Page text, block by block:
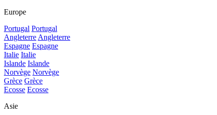
Europe
Portugal Portugal
Angleterre Angleterre
Espagne Espagne
Italie Italie
Islande Islande
Norvège Norvège
Grèce Grèce
Ecosse Ecosse
Asie